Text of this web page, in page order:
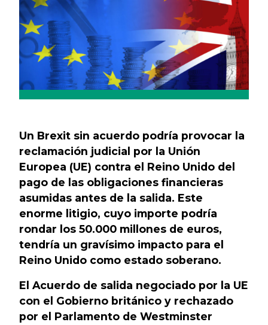
Un Brexit sin acuerdo podría provocar la
reclamación judicial por la Unión
Europea (UE) contra el Reino Unido del
pago de las obligaciones financieras
asumidas antes de la salida. Este
enorme litigio, cuyo importe podría
rondar los 50.000 millones de euros,
tendría un gravísimo impacto para el
Reino Unido como estado soberano.
El Acuerdo de salida negociado por la UE
con el Gobierno británico y rechazado
por el Parlamento de Westminster